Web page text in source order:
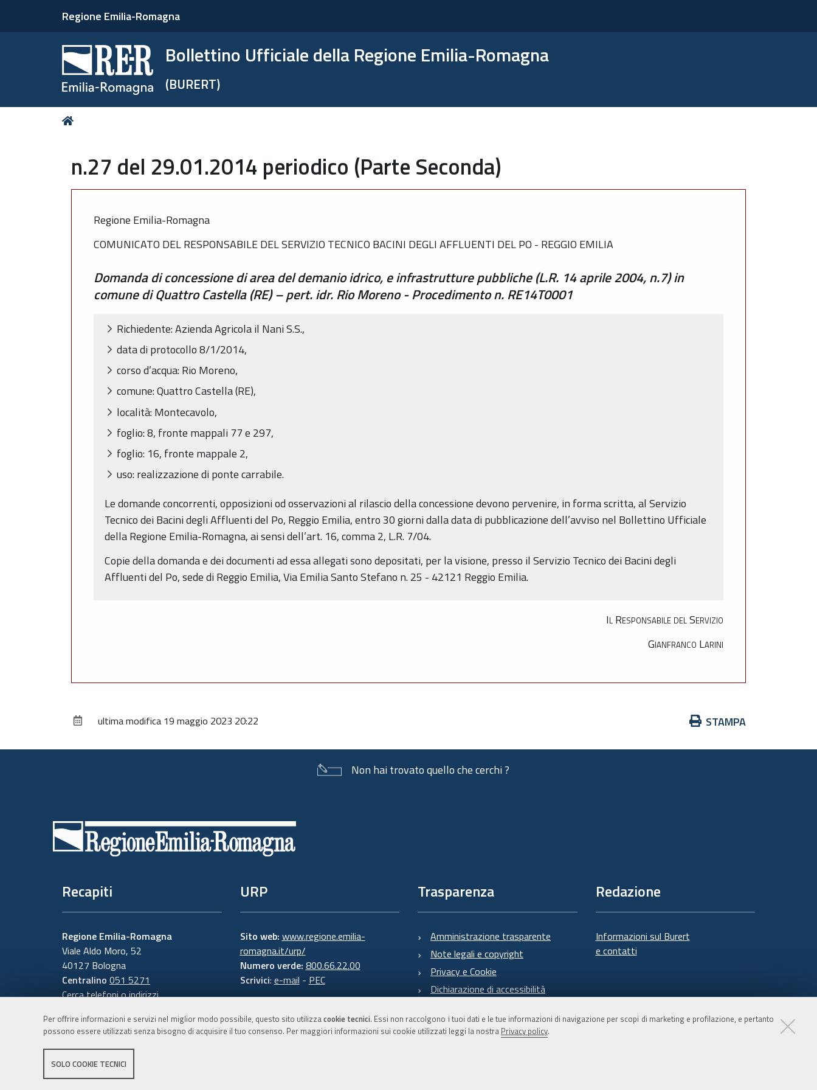
Per offrire informazioni e servizi nel miglior modo possibile, questo sito utilizzacookie tecnici. Essi non raccolgono i tuoi dati e le tue informazioni di navigazione per scopi di marketing e profilazione, e pertanto
possono essere utilizzati senza bisogno di acquisire il tuo consenso. Per maggiori informazioni sui cookie utilizzati leggi la nostra Privacy policy.
SOLO COOKIE TECNICI
Regione Emilia-Romagna
Bollettino Ufficiale della Regione Emilia-Romagna
(BURERT)
Tu
n.27 del 29.01.2014 periodico (Parte Seconda)
Regione Emilia-Romagna
COMUNICATO DEL RESPONSABILE DEL SERVIZIO TECNICO BACINI DEGLI AFFLUENTI DEL PO - REGGIO EMILIA
Domanda di concessione di area del demanio idrico, e infrastrutture pubbliche (L.R. 14 aprile 2004, n.7) in
comune di Quattro Castella (RE) – pert. idr. Rio Moreno - Procedimento n. RE14T0001
Richiedente: Azienda Agricola il Nani S.S.,
data di protocollo 8/1/2014,
corso d’acqua: Rio Moreno,
comune: Quattro Castella (RE),
località: Montecavolo,
foglio: 8, fronte mappali 77 e 297,
foglio: 16, fronte mappale 2,
uso: realizzazione di ponte carrabile.
Le domande concorrenti, opposizioni od osservazioni al rilascio della concessione devono pervenire, in forma scritta, al Servizio
Tecnico dei Bacini degli Affluenti del Po, Reggio Emilia, entro 30 giorni dalla data di pubblicazione dell’avviso nel Bollettino Ufficiale
della Regione Emilia-Romagna, ai sensi dell’art. 16, comma 2, L.R. 7/04.
Copie della domanda e dei documenti ad essa allegati sono depositati, per la visione, presso il Servizio Tecnico dei Bacini degli
Affluenti del Po, sede di Reggio Emilia, Via Emilia Santo Stefano n. 25 - 42121 Reggio Emilia.
Il Responsabile del Servizio
Gianfranco Larini
Azioni
documento
STAMPA
ultima modifica 19 maggio 2023 20:22
Non hai trovato quello che cerchi ?
Recapiti
Regione Emilia-Romagna
Viale Aldo Moro, 52
40127 Bologna
Centralino 051 5271
Cerca telefoni o indirizzi
URP
Sito web: www.regione.emilia-
romagna.it/urp/
Numero verde: 800.66.22.00
Scrivici: e-mail - PEC
Trasparenza
Amministrazione trasparente
Note legali e copyright
Privacy e Cookie
Dichiarazione di accessibilità
Redazione
Informazioni sul Burert
e contatti